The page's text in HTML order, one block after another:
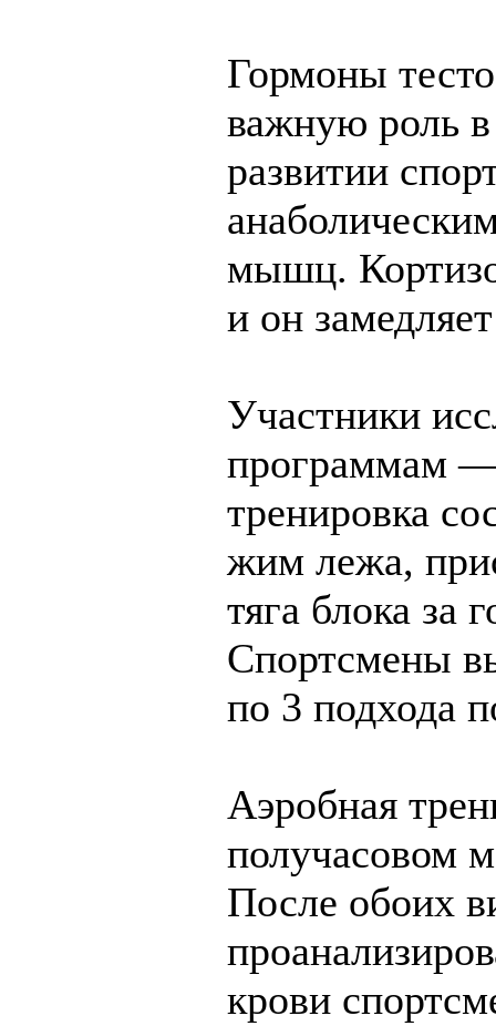
Гормоны
важную роль
развитии
мышц.
и он
Участники
программам —
тренировка
жим лежа,
тяга блока за
Спортсмены
по 3 подхода
Аэробная
получасовом
После обоих
крови